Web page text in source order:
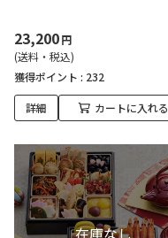
23,200円
(送料・税込)
獲得ポイント : 232
詳細 カートに入れる